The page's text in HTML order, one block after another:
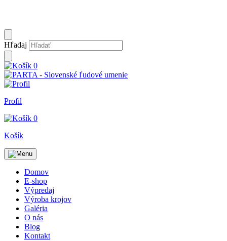
Hľadaj
0
Profil
0
Košík
Domov
E-shop
Výpredaj
Výroba krojov
Galéria
O nás
Blog
Kontakt